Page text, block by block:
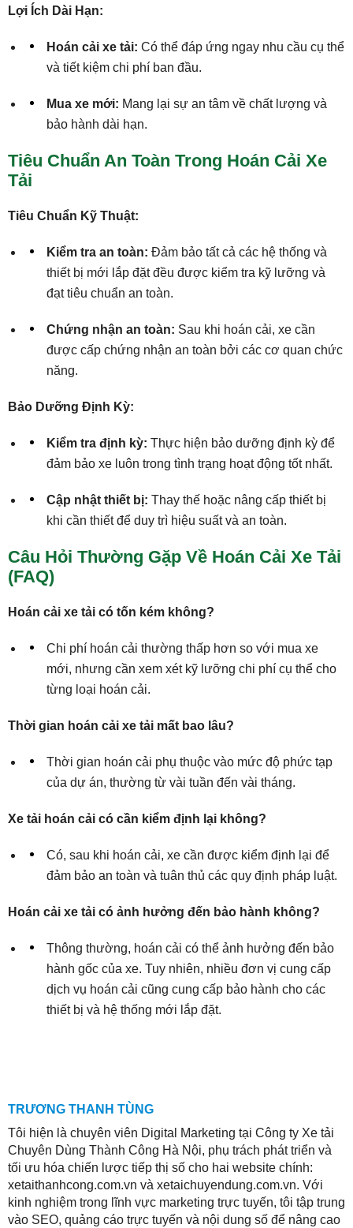
Lợi Ích Dài Hạn:
Hoán cải xe tải: Có thể đáp ứng ngay nhu cầu cụ thể
và tiết kiệm chi phí ban đầu.
Mua xe mới: Mang lại sự an tâm về chất lượng và
bảo hành dài hạn.
Tiêu Chuẩn An Toàn Trong Hoán Cải Xe
Tải
Tiêu Chuẩn Kỹ Thuật:
Kiểm tra an toàn: Đảm bảo tất cả các hệ thống và
thiết bị mới lắp đặt đều được kiểm tra kỹ lưỡng và
đạt tiêu chuẩn an toàn.
Chứng nhận an toàn: Sau khi hoán cải, xe cần
được cấp chứng nhận an toàn bởi các cơ quan chức
năng.
Bảo Dưỡng Định Kỳ:
Kiểm tra định kỳ: Thực hiện bảo dưỡng định kỳ để
đảm bảo xe luôn trong tình trạng hoạt động tốt nhất.
Cập nhật thiết bị: Thay thế hoặc nâng cấp thiết bị
khi cần thiết để duy trì hiệu suất và an toàn.
Câu Hỏi Thường Gặp Về Hoán Cải Xe Tải
(FAQ)
Hoán cải xe tải có tốn kém không?
Chi phí hoán cải thường thấp hơn so với mua xe
mới, nhưng cần xem xét kỹ lưỡng chi phí cụ thể cho
từng loại hoán cải.
Thời gian hoán cải xe tải mất bao lâu?
Thời gian hoán cải phụ thuộc vào mức độ phức tạp
của dự án, thường từ vài tuần đến vài tháng.
Xe tải hoán cải có cần kiểm định lại không?
Có, sau khi hoán cải, xe cần được kiểm định lại để
đảm bảo an toàn và tuân thủ các quy định pháp luật.
Hoán cải xe tải có ảnh hưởng đến bảo hành không?
Thông thường, hoán cải có thể ảnh hưởng đến bảo
hành gốc của xe. Tuy nhiên, nhiều đơn vị cung cấp
dịch vụ hoán cải cũng cung cấp bảo hành cho các
thiết bị và hệ thống mới lắp đặt.
TRƯƠNG THANH TÙNG
Tôi hiện là chuyên viên Digital Marketing tại Công ty Xe tải
Chuyên Dùng Thành Công Hà Nội, phụ trách phát triển và
tối ưu hóa chiến lược tiếp thị số cho hai website chính:
xetaithanhcong.com.vn và xetaichuyendung.com.vn. Với
kinh nghiệm trong lĩnh vực marketing trực tuyến, tôi tập trung
vào SEO, quảng cáo trực tuyến và nội dung số để nâng cao